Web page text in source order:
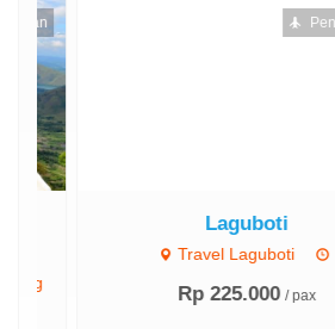
Laguboti
Travel Laguboti
Rp 225.000 / pax